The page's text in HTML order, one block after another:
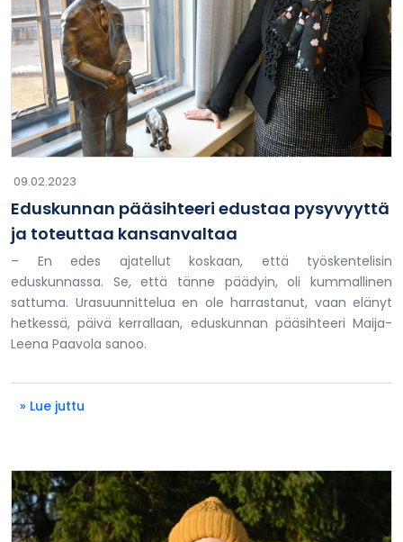
09.02.2023
Eduskunnan pääsihteeri edustaa pysyvyyttä
ja toteuttaa kansanvaltaa
– En edes ajatellut koskaan, että työskentelisin
eduskunnassa. Se, että tänne päädyin, oli kummallinen
sattuma. Urasuunnittelua en ole harrastanut, vaan elänyt
hetkessä, päivä kerrallaan, eduskunnan pääsihteeri Maija-
Leena Paavola sanoo.
» Lue juttu